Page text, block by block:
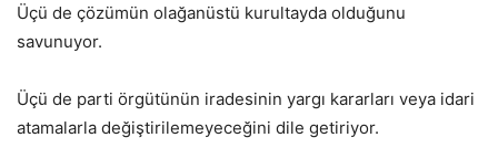
Üçü de çözümün olağanüstü kurultayda olduğunu
savunuyor.
Üçü de parti örgütünün iradesinin yargı kararları veya idari
atamalarla değiştirilemeyeceğini dile getiriyor.